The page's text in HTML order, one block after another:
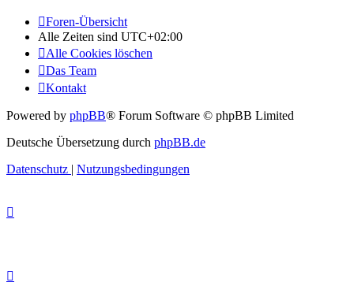
Foren-Übersicht
Alle Zeiten sind UTC+02:00
Alle Cookies löschen
Das Team
Kontakt
Powered by phpBB® Forum Software © phpBB Limited
Deutsche Übersetzung durch phpBB.de
Datenschutz | Nutzungsbedingungen